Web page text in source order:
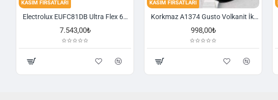
KASIM FIRSATLARI
Electrolux EUFC81DB Ultra Flex 650 W Toz Torbasız Süpürge
7.543,00₺
KASIM FIRSATLARI
Korkmaz A1374 Gusto Volkanit İki Kulplu Oval Tava
998,00₺